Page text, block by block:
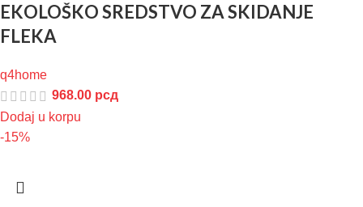
EKOLOŠKO SREDSTVO ZA SKIDANJE
FLEKA
q4home
968.00 рсд
Dodaj u korpu
-15%